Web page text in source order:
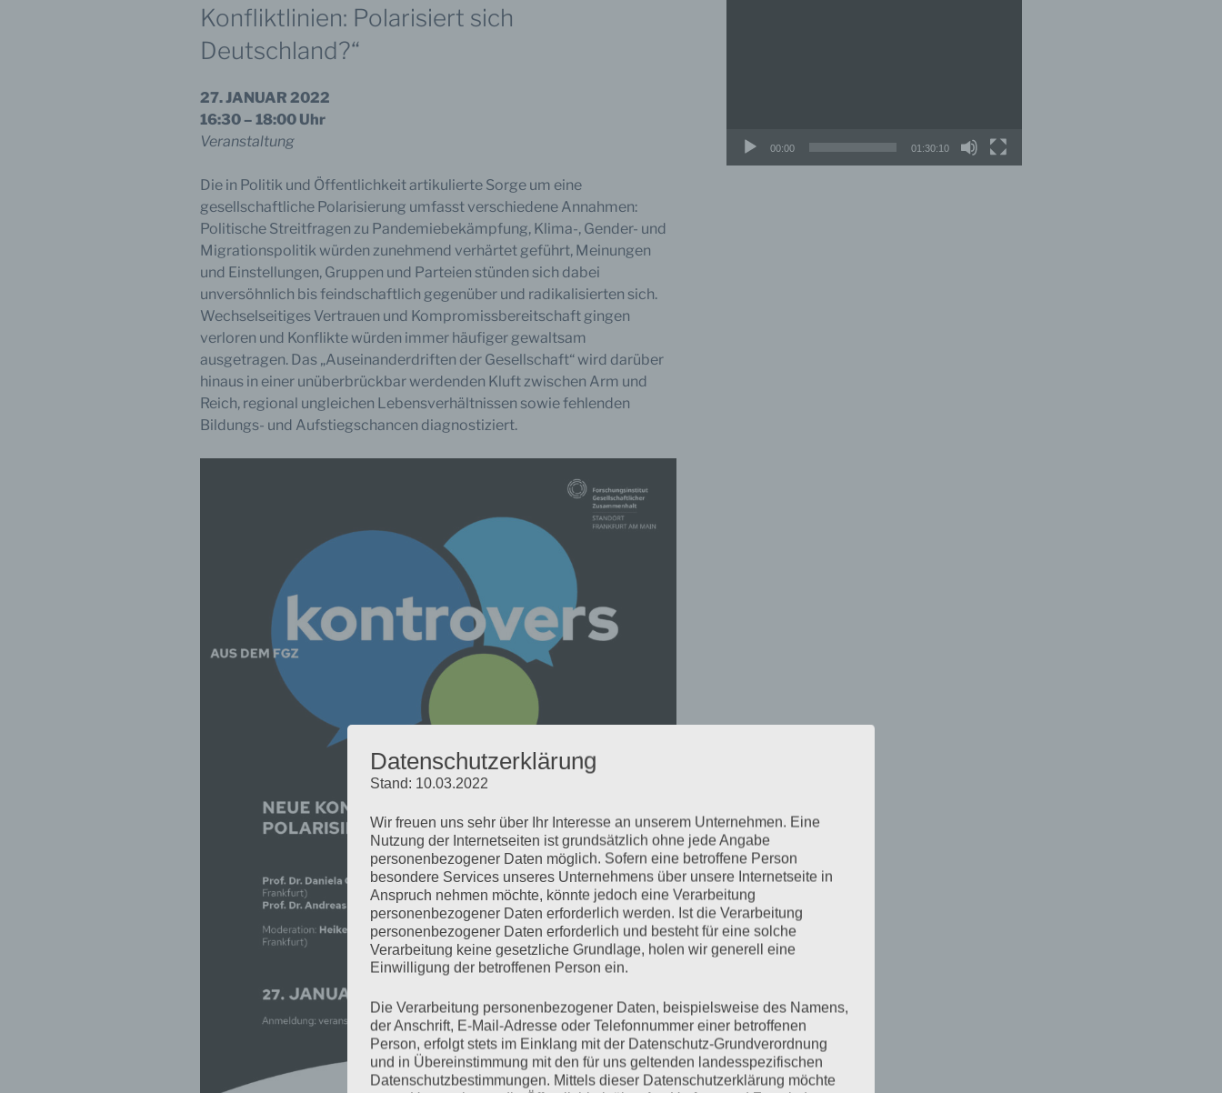
Konfliktlinien: Polarisiert sich
Deutschland?“
27. JANUAR 2022
16:30 – 18:00 Uhr
Veranstaltung
Die in Politik und Öffentlichkeit artikulierte Sorge um eine
gesellschaftliche Polarisierung umfasst verschiedene Annahmen:
Politische Streitfragen zu Pandemiebekämpfung, Klima-, Gender- und
Migrationspolitik würden zunehmend verhärtet geführt, Meinungen
und Einstellungen, Gruppen und Parteien stünden sich dabei
unversöhnlich bis feindschaftlich gegenüber und radikalisierten sich.
Wechselseitiges Vertrauen und Kompromissbereitschaft gingen
verloren und Konflikte würden immer häufiger gewaltsam
ausgetragen. Das „Auseinanderdriften der Gesellschaft“ wird darüber
hinaus in einer unüberbrückbar werdenden Kluft zwischen Arm und
Reich, regional ungleichen Lebensverhältnissen sowie fehlenden
Bildungs- und Aufstiegschancen diagnostiziert.
00:00 01:30:10
Datenschutzerklärung
Stand: 10.03.2022
Wir freuen uns sehr über Ihr Interesse an unserem Unternehmen. Eine
Nutzung der Internetseiten ist grundsätzlich ohne jede Angabe
personenbezogener Daten möglich. Sofern eine betroffene Person
besondere Services unseres Unternehmens über unsere Internetseite in
Anspruch nehmen möchte, könnte jedoch eine Verarbeitung
personenbezogener Daten erforderlich werden. Ist die Verarbeitung
personenbezogener Daten erforderlich und besteht für eine solche
Verarbeitung keine gesetzliche Grundlage, holen wir generell eine
Einwilligung der betroffenen Person ein.
Die Verarbeitung personenbezogener Daten, beispielsweise des Namens,
der Anschrift, E-Mail-Adresse oder Telefonnummer einer betroffenen
Person, erfolgt stets im Einklang mit der Datenschutz-Grundverordnung
und in Übereinstimmung mit den für uns geltenden landesspezifischen
Datenschutzbestimmungen. Mittels dieser Datenschutzerklärung möchte